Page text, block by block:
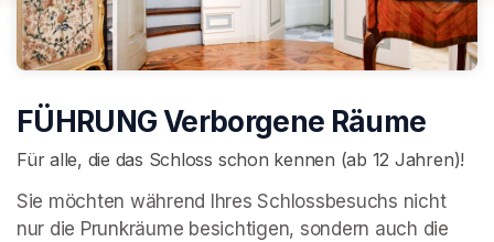
FÜHRUNG Verborgene Räume
Für alle, die das Schloss schon kennen (ab 12 Jahren)!
Sie möchten während Ihres Schlossbesuchs nicht
nur die Prunkräume besichtigen, sondern auch die